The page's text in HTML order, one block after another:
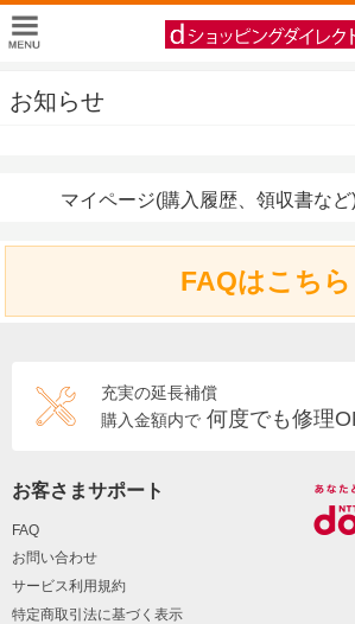
お知らせ
マイページ(購入履歴、領収書など
FAQはこちら
充実の延長補償
購入金額内で 何度でも修理
お客さまサポート
FAQ
お問い合わせ
サービス利用規約
特定商取引法に基づく表示